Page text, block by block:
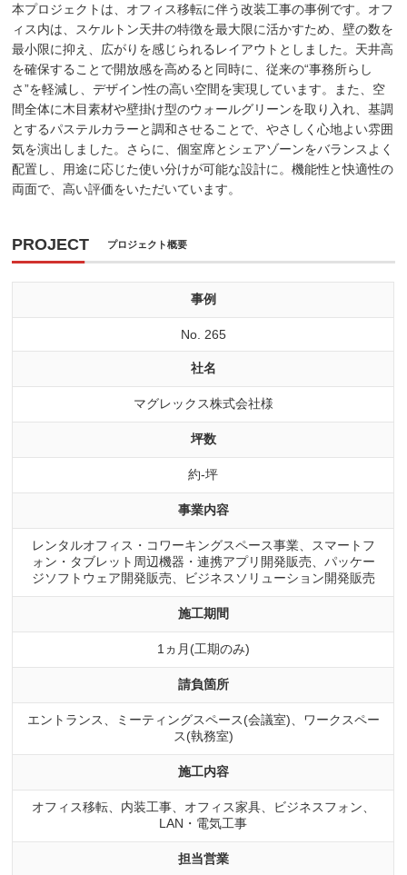
本プロジェクトは、オフィス移転に伴う改装工事の事例です。オフ
ィス内は、スケルトン天井の特徴を最大限に活かすため、壁の数を
最小限に抑え、広がりを感じられるレイアウトとしました。天井高
を確保することで開放感を高めると同時に、従来の“事務所らし
さ”を軽減し、デザイン性の高い空間を実現しています。また、空
間全体に木目素材や壁掛け型のウォールグリーンを取り入れ、基調
とするパステルカラーと調和させることで、やさしく心地よい雰囲
気を演出しました。さらに、個室席とシェアゾーンをバランスよく
配置し、用途に応じた使い分けが可能な設計に。機能性と快適性の
両面で、高い評価をいただいています。
PROJECT プロジェクト概要
事例
No. 265
社名
マグレックス株式会社様
坪数
約-坪
事業内容
レンタルオフィス・コワーキングスペース事業、スマートフ
ォン・タブレット周辺機器・連携アプリ開発販売、パッケー
ジソフトウェア開発販売、ビジネスソリューション開発販売
施工期間
1ヵ月(工期のみ)
請負箇所
エントランス、ミーティングスペース(会議室)、ワークスペー
ス(執務室)
施工内容
オフィス移転、内装工事、オフィス家具、ビジネスフォン、
LAN・電気工事
担当営業